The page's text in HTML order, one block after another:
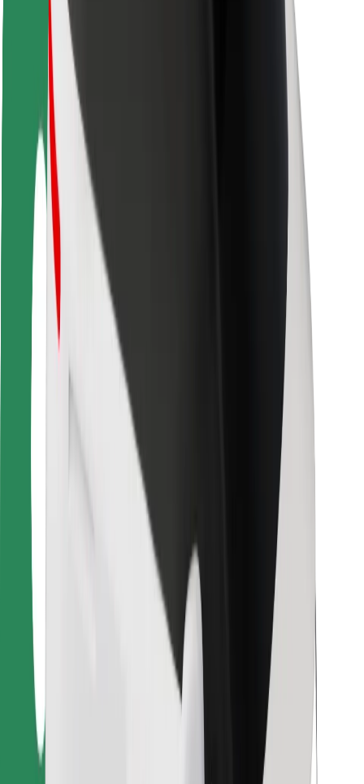
Skrejriteņu drošība
Drošības laboratorija
Pilsētas
Pilsētas
Risinājumi pilsētām
Lidostas
Bolt uzlādes statīvi
Palīdzība
Pasažieriem
Autovadītājiem
Kurjeriem
Bolt Food
Autoparku īpašniekiem
Restorāniem
Bolt for Business
Noteikumi un nosacījumi
Saņem braucienu minūšu laikā!
Lejupielādē Bolt lietotni
Atrodi savas mīļākās maltītes!